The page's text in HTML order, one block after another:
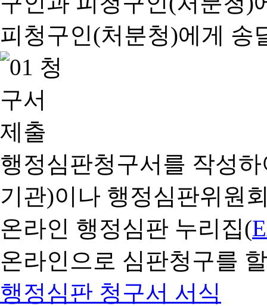
행정심판청구서를 작성
기관)이나 행정심판위원
온라인 행정심판 누리집(
온라인으로 심판청구를
행정심판 청구서 서식